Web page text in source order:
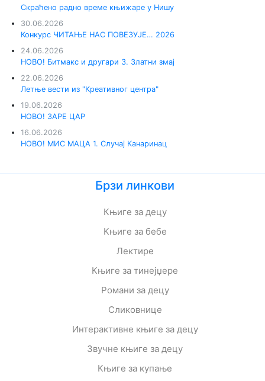
Скраћено радно време књижаре у Нишу
30.06.2026
Конкурс ЧИТАЊЕ НАС ПОВЕЗУЈЕ… 2026
24.06.2026
НОВО! Битмакс и другари 3. Златни змај
22.06.2026
Летње вести из "Креативног центра"
19.06.2026
НОВО! ЗАРЕ ЦАР
16.06.2026
НОВО! МИС МАЦА 1. Случај Канаринац
Брзи линкови
Књиге за децу
Књиге за бебе
Лектире
Књиге за тинејџере
Романи за децу
Сликовнице
Интерактивне књиге за децу
Звучне књиге за децу
Књиге за купање